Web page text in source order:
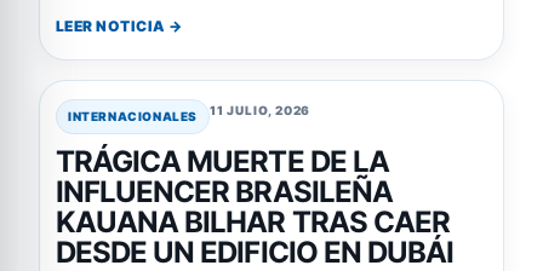
LEER NOTICIA →
INTERNACIONALES 11 JULIO, 2026
TRÁGICA MUERTE DE LA
INFLUENCER BRASILEÑA
KAUANA BILHAR TRAS CAER
DESDE UN EDIFICIO EN DUBÁI